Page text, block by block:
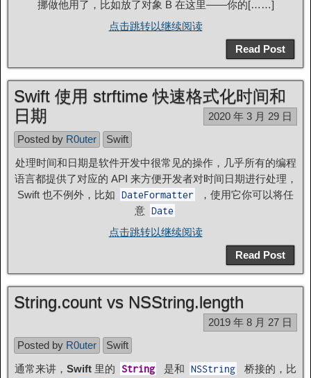
挪做他用了，比如放了对象 B 在这里——你的[……]
点击跳转以继续阅读
Read Post
Swift 使用 strftime 快速格式化时间和
日期
2020 年 3 月 29 日
Posted by R0uter
Swift
处理时间和日期是软件开发中很常见的操作，几乎所有的编程
语言都提供了对应的 API 来方便开发者对时间日期进行处理，
Swift 也不例外，比如
DateFormatter
，使用它你可以将任
意 Date
点击跳转以继续阅读
Read Post
String.count vs NSString.length
2019 年 8 月 27 日
Posted by R0uter
Swift
通常来讲， Swift 里的 String 是和 NSString
桥接的，比